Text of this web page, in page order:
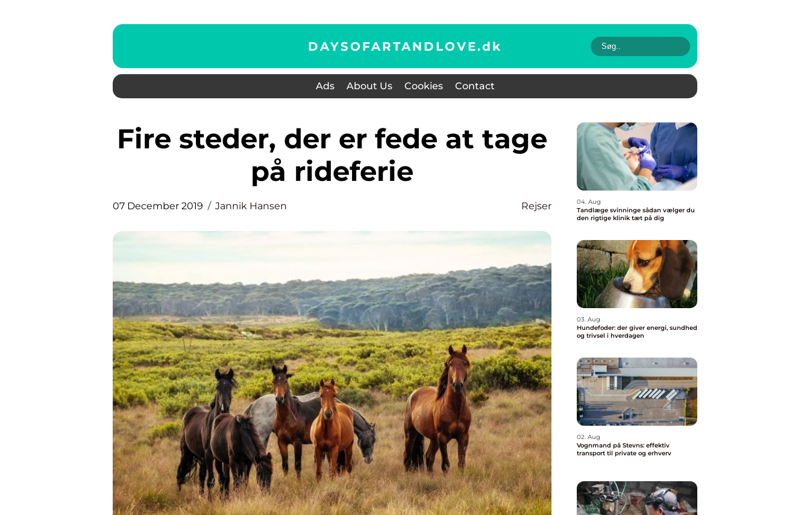
DAYSOFARTANDLOVE.dk
Ads About Us Cookies Contact
Fire steder, der er fede at tage
på rideferie
07 December 2019 Jannik Hansen Rejser
04. Aug
Tandlæge svinninge sådan vælger du
den rigtige klinik tæt på dig
03. Aug
Hundefoder: der giver energi, sundhed
og trivsel i hverdagen
02. Aug
Vognmand på Stevns: effektiv
transport til private og erhverv